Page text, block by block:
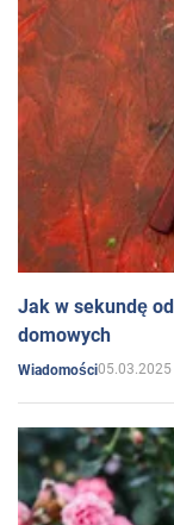
Jak w sekundę
domowych
Wiadomości05.03.2025